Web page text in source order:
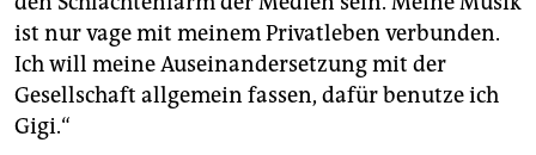
ist nur vage mit meinem Privatleben verbunden.
Ich will meine Auseinandersetzung mit der
Gesellschaft allgemein fassen, dafür benutze ich
Gigi.“